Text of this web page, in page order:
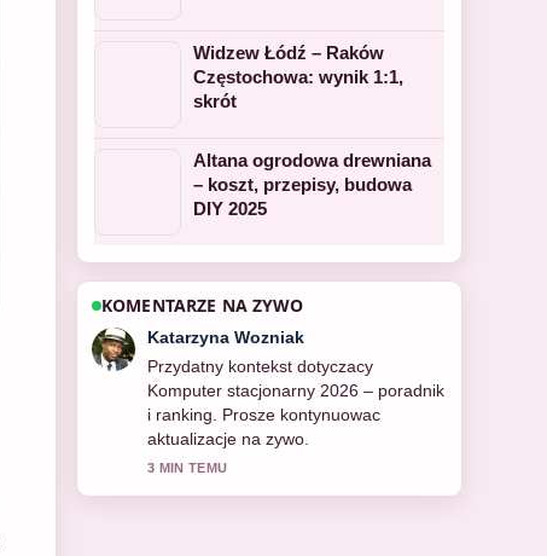
Widzew Łódź – Raków
Częstochowa: wynik 1:1,
skrót
Altana ogrodowa drewniana
– koszt, przepisy, budowa
DIY 2025
KOMENTARZE NA ZYWO
Michal Kaminski
Relacja o Desigual: hiszpańska moda,
kontrowersje, rozmiary | Fakty jest
solidna i bardzo latwa do sledzenia.
5 MIN TEMU